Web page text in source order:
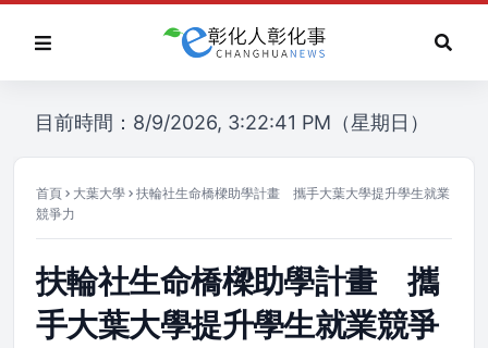
目前時間：8/9/2026, 3:22:41 PM（星期日）
首頁 大葉大學
扶輪社生命橋樑助學計畫 攜手大葉大學提升學生就業
競爭力
扶輪社生命橋樑助學計畫 攜
手大葉大學提升學生就業競爭